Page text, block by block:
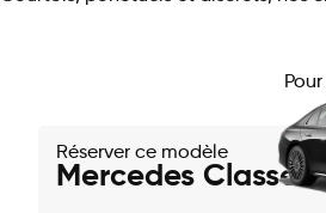
Réserver ce modèle
Mercedes Classe E